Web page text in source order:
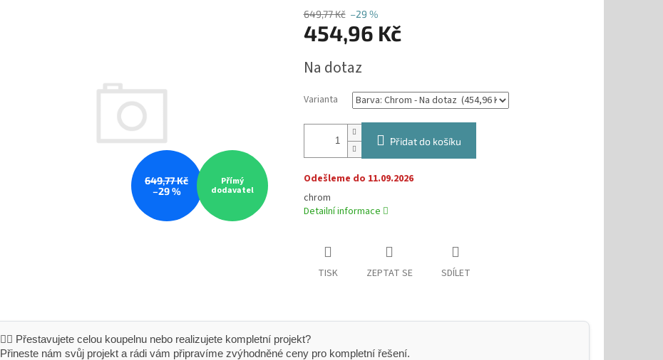
649,77 Kč
–29 %
Přímý
dodavatel
649,77 Kč –29 %
454,96 Kč
cena:
Na dotaz
Varianta
Přidat do košíku
Odešleme do 11.09.2026
chrom
Detailní informace
TISK ZEPTAT SE SDÍLET
👷‍♂️ Přestavujete celou koupelnu nebo realizujete kompletní projekt?
Přineste nám svůj projekt a rádi vám připravíme zvýhodněné ceny pro kompletní řešení.